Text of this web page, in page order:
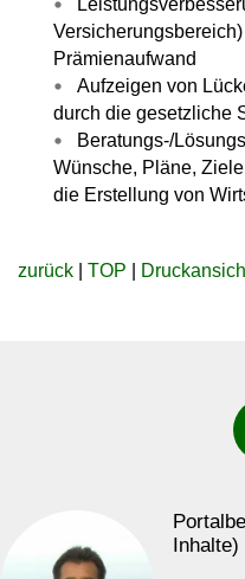
Prämienaufwand
Aufzeigen von
durch die gesetzliche
Beratungs-/
Wünsche, Pläne,
die Erstellung von
zurück TOP
Inhalte)